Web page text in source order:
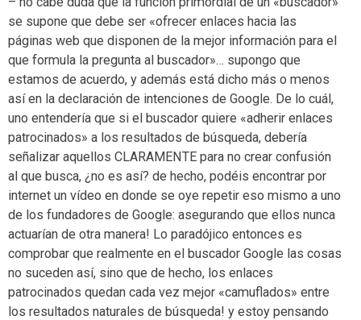
se supone que debe ser «ofrecer enlaces hacia las
páginas web que disponen de la mejor información para el
que formula la pregunta al buscador»… supongo que
estamos de acuerdo, y además está dicho más o menos
así en la declaración de intenciones de Google. De lo cuál,
uno entendería que si el buscador quiere «adherir enlaces
patrocinados» a los resultados de búsqueda, debería
señalizar aquellos CLARAMENTE para no crear confusión
al que busca, ¿no es así? de hecho, podéis encontrar por
internet un vídeo en donde se oye repetir eso mismo a uno
de los fundadores de Google: asegurando que ellos nunca
actuarían de otra manera! Lo paradójico entonces es
comprobar que realmente en el buscador Google las cosas
no suceden así, sino que de hecho, los enlaces
patrocinados quedan cada vez mejor «camuflados» entre
los resultados naturales de búsqueda! y estoy pensando